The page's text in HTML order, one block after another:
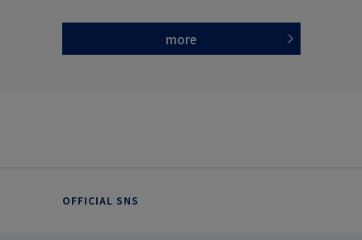
more
OFFICIAL SNS